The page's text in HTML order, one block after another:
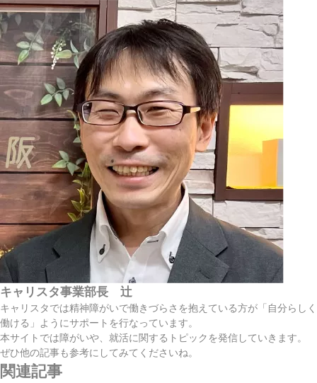
キャリスタ事業部長 辻
キャリスタでは精神障がいで働きづらさを抱えている方が「自分らしく
働ける」ようにサポートを行なっています。
本サイトでは障がいや、就活に関するトピックを発信していきます。
ぜひ他の記事も参考にしてみてくださいね。
関連記事